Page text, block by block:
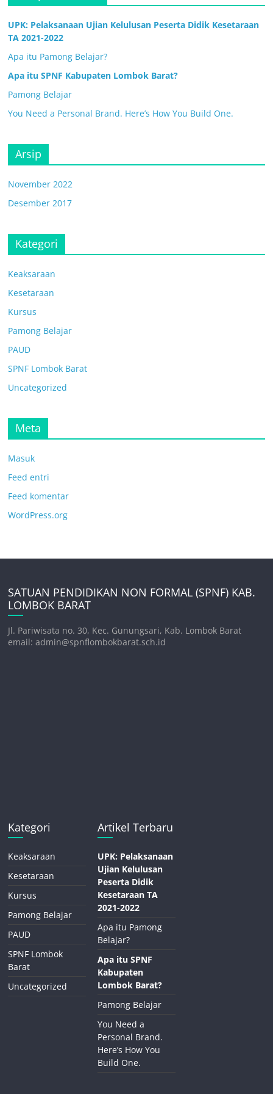
UPK: Pelaksanaan Ujian Kelulusan Peserta Didik Kesetaraan
TA 2021-2022
Apa itu Pamong Belajar?
Apa itu SPNF Kabupaten Lombok Barat?
Pamong Belajar
You Need a Personal Brand. Here’s How You Build One.
Arsip
November 2022
Desember 2017
Kategori
Keaksaraan
Kesetaraan
Kursus
Pamong Belajar
PAUD
SPNF Lombok Barat
Uncategorized
Meta
Masuk
Feed entri
Feed komentar
WordPress.org
SATUAN PENDIDIKAN NON FORMAL (SPNF) KAB.
LOMBOK BARAT
Jl. Pariwisata no. 30, Kec. Gunungsari, Kab. Lombok Barat
email: admin@spnflombokbarat.sch.id
Kategori
Keaksaraan
Kesetaraan
Kursus
Pamong Belajar
PAUD
SPNF Lombok
Barat
Uncategorized
Artikel Terbaru
UPK: Pelaksanaan
Ujian Kelulusan
Peserta Didik
Kesetaraan TA
2021-2022
Apa itu Pamong
Belajar?
Apa itu SPNF
Kabupaten
Lombok Barat?
Pamong Belajar
You Need a
Personal Brand.
Here’s How You
Build One.